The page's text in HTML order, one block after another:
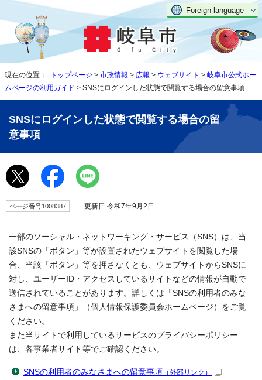
Foreign language
現在の位置： トップページ > 市政情報 > 広報 > ウェブサイト > 岐阜市公式ホー
ムページの利用ガイド > SNSにログインした状態で閲覧する場合の留意事項
SNSにログインした状態で閲覧する場合の留
意事項
ページ番号1008387 更新日 令和7年9月2日
一部のソーシャル・ネットワーキング・サービス（SNS）は、当
該SNSの「ボタン」等が設置されたウェブサイトを閲覧した場
合、当該「ボタン」等を押さなくとも、ウェブサイトからSNSに
対し、ユーザーID・アクセスしているサイトなどの情報が自動で
送信されていることがあります。詳しくは「SNSの利用者のみな
さまへの留意事項」（個人情報保護委員会ホームページ）をご覧
ください。
また当サイトで利用しているサービスのプライバシーポリシー
は、各事業者サイト等でご確認ください。
SNSの利用者のみなさまへの留意事項 （外部リンク）